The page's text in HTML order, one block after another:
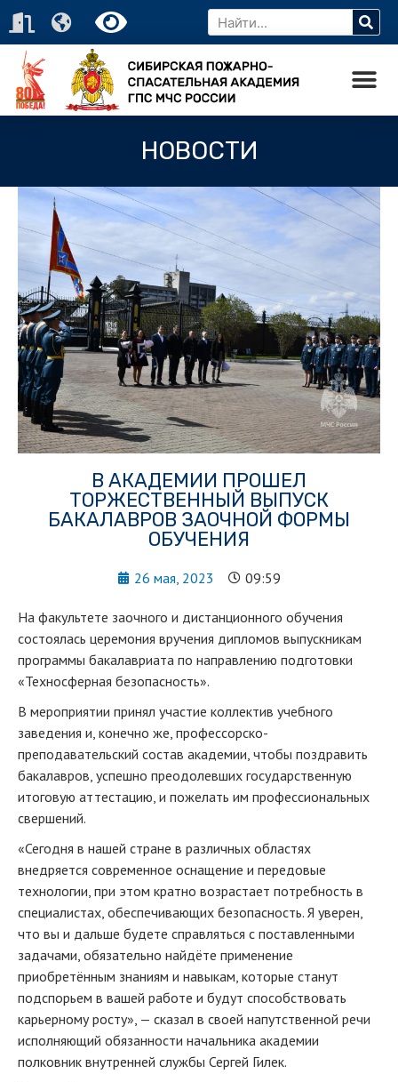
НОВОСТИ
В АКАДЕМИИ ПРОШЕЛ
ТОРЖЕСТВЕННЫЙ ВЫПУСК
БАКАЛАВРОВ ЗАОЧНОЙ ФОРМЫ
ОБУЧЕНИЯ
26 мая, 2023 09:59
На факультете заочного и дистанционного обучения
состоялась церемония вручения дипломов выпускникам
программы бакалавриата по направлению подготовки
«Техносферная безопасность».
В мероприятии принял участие коллектив учебного
заведения и, конечно же, профессорско-
преподавательский состав академии, чтобы поздравить
бакалавров, успешно преодолевших государственную
итоговую аттестацию, и пожелать им профессиональных
свершений.
«Сегодня в нашей стране в различных областях
внедряется современное оснащение и передовые
технологии, при этом кратно возрастает потребность в
специалистах, обеспечивающих безопасность. Я уверен,
что вы и дальше будете справляться с поставленными
задачами, обязательно найдёте применение
приобретённым знаниям и навыкам, которые станут
подспорьем в вашей работе и будут способствовать
карьерному росту», — сказал в своей напутственной речи
исполняющий обязанности начальника академии
полковник внутренней службы Сергей Гилек.